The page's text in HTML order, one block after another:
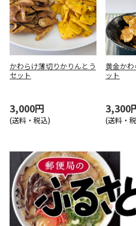
かわらけ薄切りかりんとう
セット
3,000円
(送料・税込)
黄金か
ット
3,300
(送料・